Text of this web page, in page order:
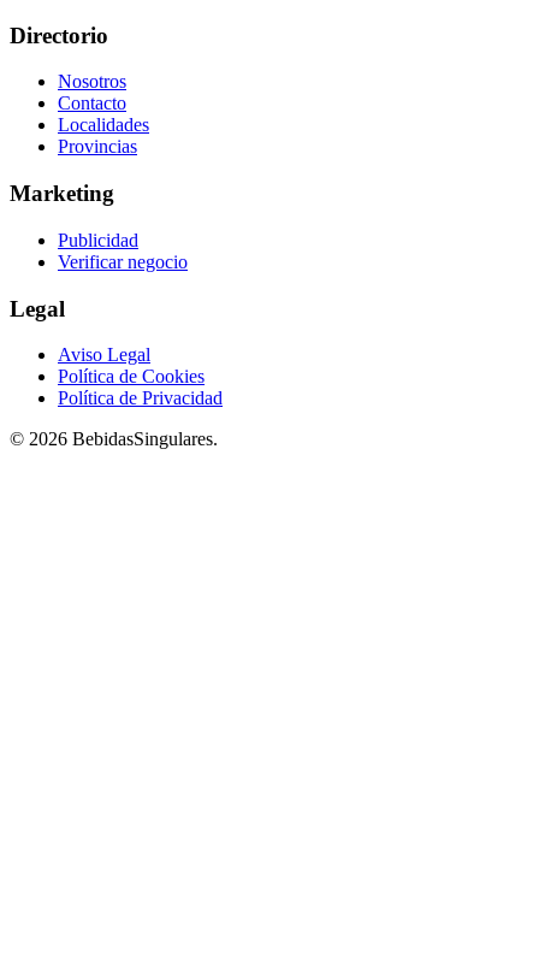
Directorio
Nosotros
Contacto
Localidades
Provincias
Marketing
Publicidad
Verificar negocio
Legal
Aviso Legal
Política de Cookies
Política de Privacidad
© 2026 BebidasSingulares.